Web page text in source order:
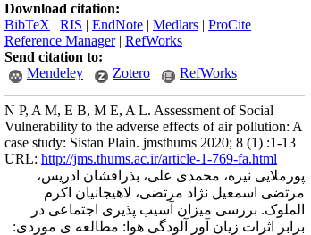
Download citation:
BibTeX | RIS | EndNote | Medlars | ProCite |
Reference Manager| RefWorks
Send citation to:
Mendeley
Zotero RefWorks
N P, A M, E B, M E, A L. Assessment of Social
Vulnerability to the adverse effects of air pollution: A
case study: Sistan Plain. jmsthums 2020; 8 (1) :1-13
URL: http://jms.thums.ac.ir/article-1-769-fa.html
پورملایی نیره، محمدی علی، بذرافشان ادریس،
مرتضی اسمعیل نژاد مرتضی، لاهیجانیان اکرم
الملوک. بررسی میزان آسیب پذیری اجتماعی در
برابر اثرات زیان آور آلودگی هوا: مطالعه ی موردی: